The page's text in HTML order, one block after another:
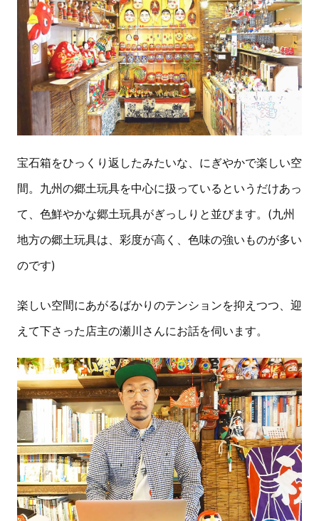
宝石箱をひっくり返したみたいな、にぎやかで楽しい空
間。九州の郷土玩具を中心に扱っているというだけあっ
て、色鮮やかな郷土玩具がぎっしりと並びます。(九州
地方の郷土玩具は、彩度が高く、色味の強いものが多い
のです)
楽しい空間にあがるばかりのテンションを抑えつつ、迎
えて下さった店主の瀬川さんにお話を伺います。